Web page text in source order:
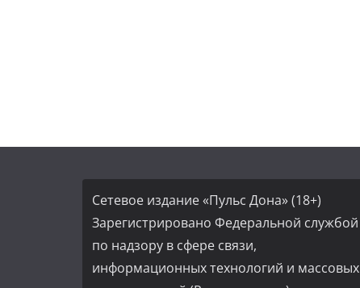
Сетевое издание «Пульс Дона» (18+)
Зарегистрировано Федеральной службой
по надзору в сфере связи,
информационных технологий и массовых